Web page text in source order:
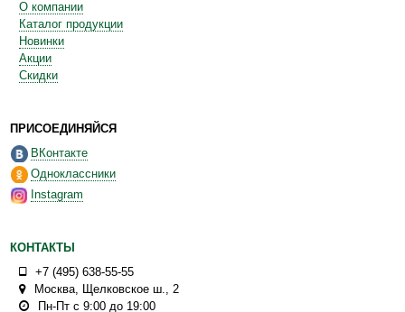
О компании
Каталог продукции
Новинки
Акции
Скидки
ПРИСОЕДИНЯЙСЯ
ВКонтакте
Одноклассники
Instagram
КОНТАКТЫ
+7 (495) 638-55-55
Москва Щелковское ш., 2
Пн-Пт с 9:00 до 19:00